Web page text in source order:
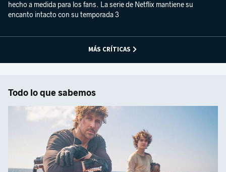
hecho a medida para los fans. La serie de Netflix mantiene su
encanto intacto con su temporada 3
MÁS CRÍTICAS
Todo lo que sabemos